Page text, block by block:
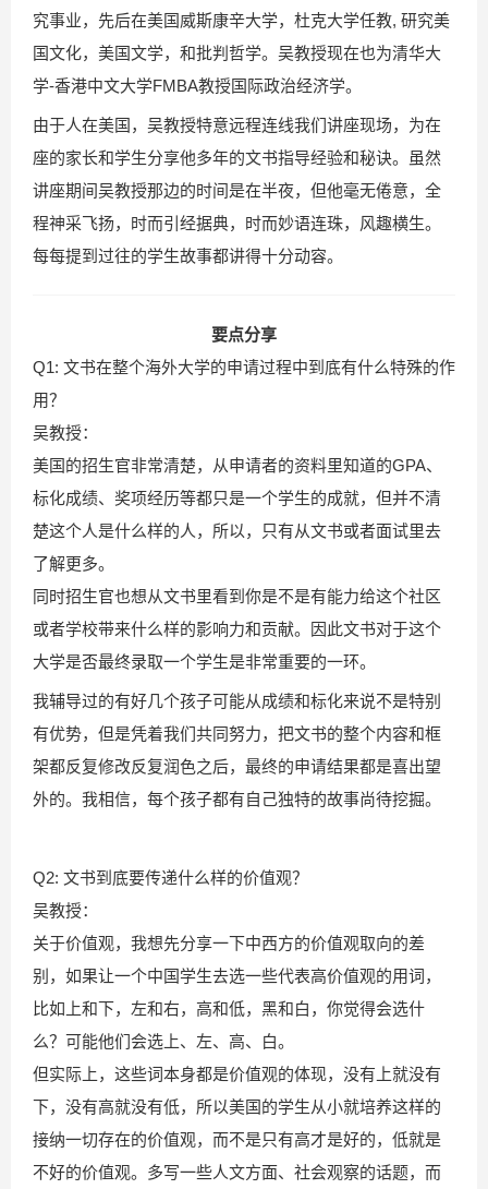
究事业，先后在美国威斯康辛大学，杜克大学任教, 研究美
国文化，美国文学，和批判哲学。吴教授现在也为清华大
学-香港中文大学FMBA教授国际政治经济学。
由于人在美国，吴教授特意远程连线我们讲座现场，为在
座的家长和学生分享他多年的文书指导经验和秘诀。虽然
讲座期间吴教授那边的时间是在半夜，但他毫无倦意，全
程神采飞扬，时而引经据典，时而妙语连珠，风趣横生。
每每提到过往的学生故事都讲得十分动容。
要点分享
Q1: 文书在整个海外大学的申请过程中到底有什么特殊的作
用？
吴教授：
美国的招生官非常清楚，从申请者的资料里知道的GPA、
标化成绩、奖项经历等都只是一个学生的成就，但并不清
楚这个人是什么样的人，所以，只有从文书或者面试里去
了解更多。
同时招生官也想从文书里看到你是不是有能力给这个社区
或者学校带来什么样的影响力和贡献。因此文书对于这个
大学是否最终录取一个学生是非常重要的一环。
我辅导过的有好几个孩子可能从成绩和标化来说不是特别
有优势，但是凭着我们共同努力，把文书的整个内容和框
架都反复修改反复润色之后，最终的申请结果都是喜出望
外的。我相信，每个孩子都有自己独特的故事尚待挖掘。
Q2: 文书到底要传递什么样的价值观？
吴教授：
关于价值观，我想先分享一下中西方的价值观取向的差
别，如果让一个中国学生去选一些代表高价值观的用词，
比如上和下，左和右，高和低，黑和白，你觉得会选什
么？可能他们会选上、左、高、白。
但实际上，这些词本身都是价值观的体现，没有上就没有
下，没有高就没有低，所以美国的学生从小就培养这样的
接纳一切存在的价值观，而不是只有高才是好的，低就是
不好的价值观。多写一些人文方面、社会观察的话题，而